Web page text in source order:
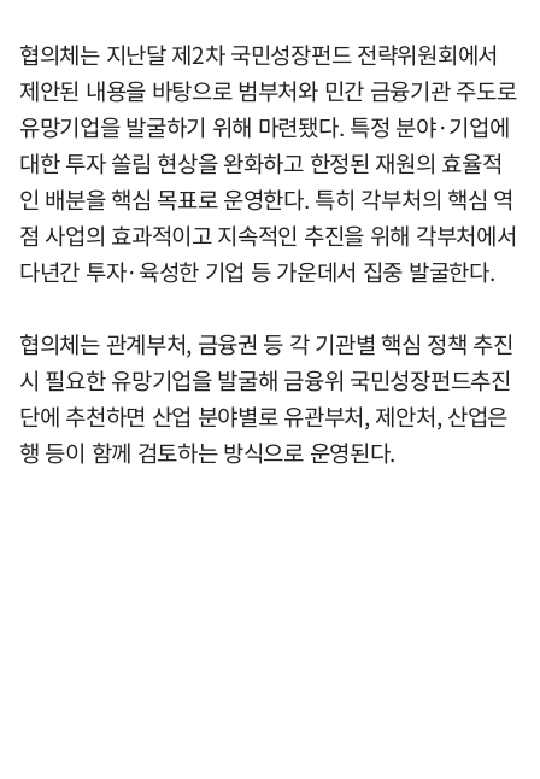
협의체는 지난달 제2차 국민성장펀드 전략위원회에서
제안된 내용을 바탕으로 범부처와 민간 금융기관 주도로
유망기업을 발굴하기 위해 마련됐다. 특정 분야·기업에
대한 투자 쏠림 현상을 완화하고 한정된 재원의 효율적
인 배분을 핵심 목표로 운영한다. 특히 각부처의 핵심 역
점 사업의 효과적이고 지속적인 추진을 위해 각부처에서
다년간 투자·육성한 기업 등 가운데서 집중 발굴한다.
협의체는 관계부처, 금융권 등 각 기관별 핵심 정책 추진
시 필요한 유망기업을 발굴해 금융위 국민성장펀드추진
단에 추천하면 산업 분야별로 유관부처, 제안처, 산업은
행 등이 함께 검토하는 방식으로 운영된다.